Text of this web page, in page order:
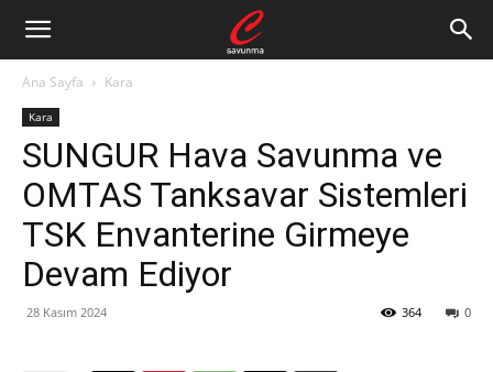
Ana Sayfa Kara
Kara
SUNGUR Hava Savunma ve
OMTAS Tanksavar Sistemleri
TSK Envanterine Girmeye
Devam Ediyor
28 Kasım 2024 0
364